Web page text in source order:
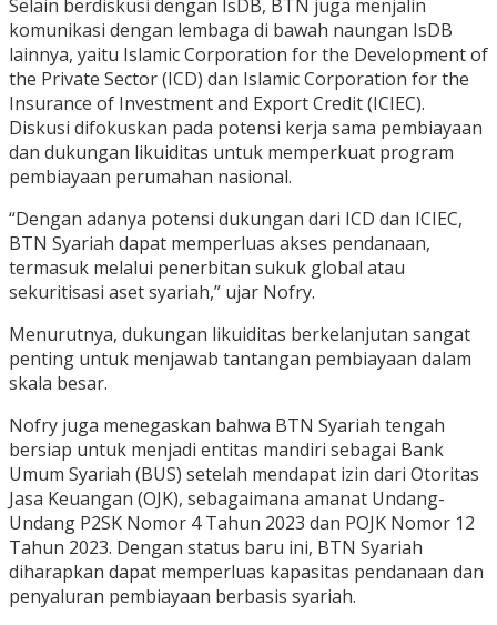
Selain berdiskusi dengan IsDB, BTN juga menjalin
komunikasi dengan lembaga di bawah naungan IsDB
lainnya, yaitu Islamic Corporation for the Development of
the Private Sector (ICD) dan Islamic Corporation for the
Insurance of Investment and Export Credit (ICIEC).
Diskusi difokuskan pada potensi kerja sama pembiayaan
dan dukungan likuiditas untuk memperkuat program
pembiayaan perumahan nasional.
“Dengan adanya potensi dukungan dari ICD dan ICIEC,
BTN Syariah dapat memperluas akses pendanaan,
termasuk melalui penerbitan sukuk global atau
sekuritisasi aset syariah,” ujar Nofry.
Menurutnya, dukungan likuiditas berkelanjutan sangat
penting untuk menjawab tantangan pembiayaan dalam
skala besar.
Nofry juga menegaskan bahwa BTN Syariah tengah
bersiap untuk menjadi entitas mandiri sebagai Bank
Umum Syariah (BUS) setelah mendapat izin dari Otoritas
Jasa Keuangan (OJK), sebagaimana amanat Undang-
Undang P2SK Nomor 4 Tahun 2023 dan POJK Nomor 12
Tahun 2023. Dengan status baru ini, BTN Syariah
diharapkan dapat memperluas kapasitas pendanaan dan
penyaluran pembiayaan berbasis syariah.